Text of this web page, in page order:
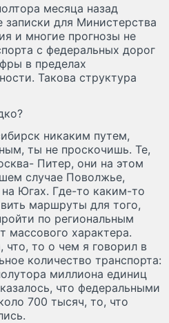
месяца назад
записки для Министерства
и многие прогнозы не
с федеральных дорог
в пределах
Такова структура
никаким путем,
ты не проскочишь. Те,
Питер, они на этом
случае Поволжье,
Югах. Где-то каким-то
маршруты для того,
по региональным
массового характера.
то о чем я говорил в
количество транспорта:
миллиона единиц
что федеральными
700 тысяч, то, что